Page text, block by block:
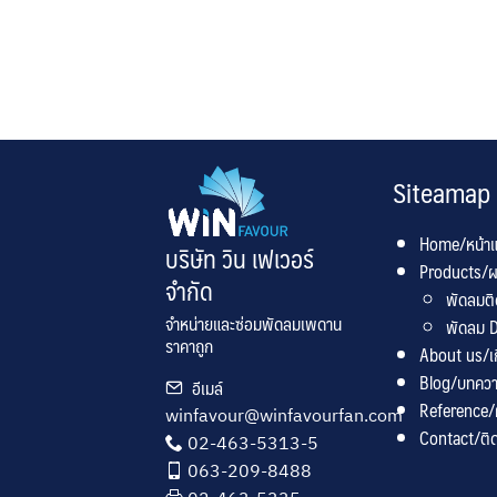
บริษัท วิน เฟเวอร์
จำกัด
จำหน่ายและซ่อมพัดลมเพดาน
ราคาถูก
อีเมล์
winfavour@winfavourfan.com
02-463-5313-5
063-209-8488
Siteamap
Home/หน้า
พัดลมติ
พัดลม
About us/เ
Blog/บทคว
Contact/ติ